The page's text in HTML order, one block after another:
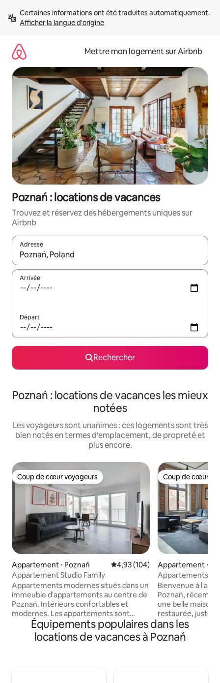
directement
Afficher la langue d'origine
Mettre mon logement sur Airbnb
Poznań : locations de vacances
Trouvez et réservez des hébergements uniques sur
Airbnb
Adresse
Lorsque les résultats s'affichent, utilisez les flèches vers le
Arrivée
Départ
Rechercher
Poznań : locations de vacances les mieux
notées
Les voyageurs sont unanimes : ces logements sont très
bien notés en termes d'emplacement, de propreté et
plus encore.
Coup de cœur voyageurs
Coup de cœur voyageurs
Appartement ⋅ Poznań Évaluation moyenne sur la
4,93 (104)
Appartement Studio Family
Appartements modernes situés dans un
immeuble d'appartements au centre de
Poznań. Intérieurs confortables et
modernes. Les appartements sont
entièrement équipés et
confortablement meublés pour 4
personnes maximum. LES CLÉS SONT À
Coup de cœur
Coup de cœur
Appartement ⋅
Appartements
Bienvenue à
Poznań,
une belle maison
restaurée, juste à
vieux marché de
appartements
très charmante
Équipements populaires dans les
locations de vacances à Poznań